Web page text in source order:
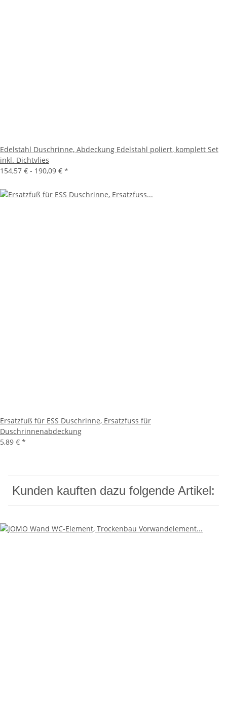
Edelstahl Duschrinne, Abdeckung Edelstahl poliert, komplett Set
inkl. Dichtvlies
154,57 € - 190,09 € *
Ersatzfuß für ESS Duschrinne, Ersatzfuss für
Duschrinnenabdeckung
5,89 € *
Kunden kauften dazu folgende Artikel: